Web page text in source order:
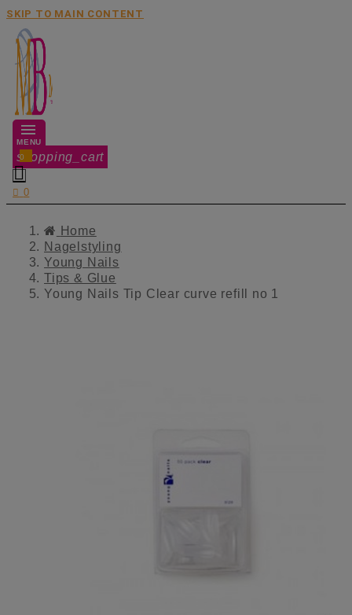
SKIP TO MAIN CONTENT
MENU
shopping_cart
0

 0
Home
Nagelstyling
Young Nails
Tips & Glue
Young Nails Tip Clear curve refill no 1